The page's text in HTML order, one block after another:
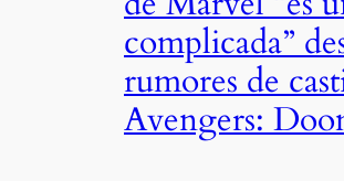
complicada”
rumores de
Avengers: